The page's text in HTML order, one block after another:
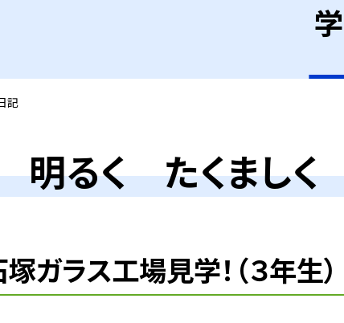
記
明るく たくまし
ガラス工場見学！（３年生）